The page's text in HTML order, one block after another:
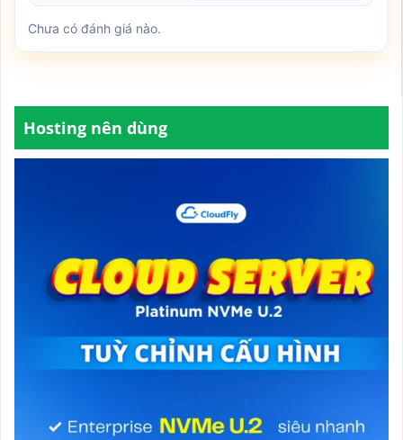
Chưa có đánh giá nào.
Hosting nên dùng